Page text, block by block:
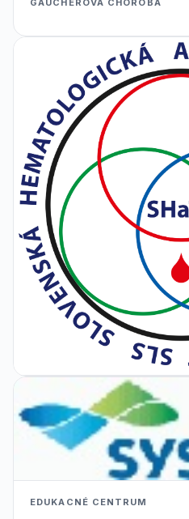
GAUCHEROVA CHOROBA
EDUKACNÉ CENTRUM